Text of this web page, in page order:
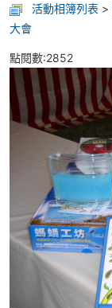
活動相簿列表 >
大會
點閱數:2852